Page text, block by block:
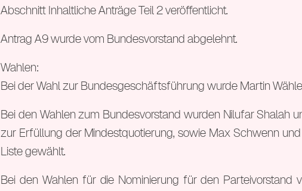
Abschnitt Inhaltliche Anträge Teil 2 veröffentlicht.
Antrag A9 wurde vom Bundesvorstand abgelehnt.
Wahlen:
Bei der Wahl zur Bundesgeschäftsführung wurde Martin
Bei den Wahlen zum Bundesvorstand wurden Nilufar Shalah
zur Erfüllung der Mindestquotierung, sowie Max Schwenn
Liste gewählt.
Bei den Wahlen für die Nominierung für den Parteivorstand